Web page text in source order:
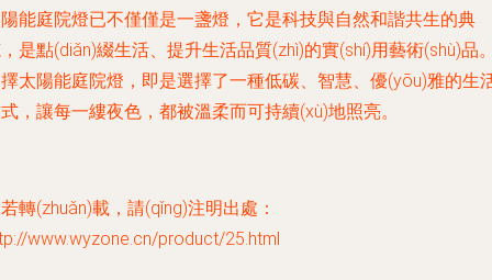
能庭院燈已不僅僅是一盞燈，它是科技與自然和諧共生的典
是點(diǎn)綴生活、提升生活品質(zhì)的實(shí)用藝術(shù)品
太陽能庭院燈，即是選擇了一種低碳、智慧、優(yōu)雅的生
，讓每一縷夜色，都被溫柔而可持續(xù)地照亮。
轉(zhuǎn)載，請(qǐng)注明出處：
www.wyzone.cn/product/25.html